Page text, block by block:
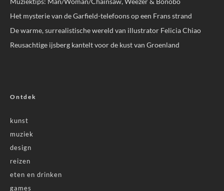
Het mysterie van de Garfield-telefoons op een Frans strand
De warme, surrealistische wereld van illustrator Felicia Chiao
Reusachtige ijsberg kantelt voor de kust van Groenland
Ontdek
kunst
muziek
design
reizen
eten en drinken
games